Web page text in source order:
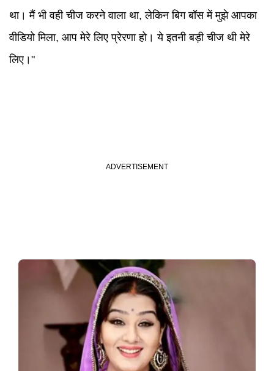
था। मैं भी वही चीज करने वाला था, लेकिन बिग बॉस में मुझे आपका
वीडियो मिला, आप मेरे लिए प्रेरणा हो। ये इतनी बड़ी चीज थी मेरे
लिए।"